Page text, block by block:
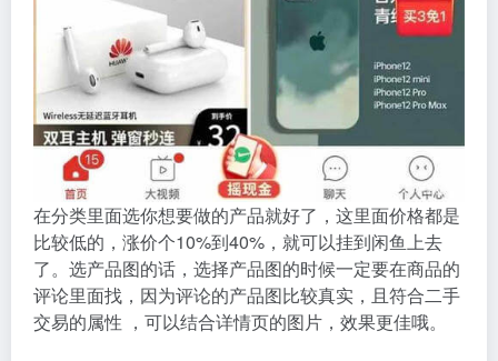
在分类里面选你想要做的产品就好了，这里面价格都是
比较低的，涨价个10%到40%，就可以挂到闲鱼上去
了。选产品图的话，选择产品图的时候一定要在商品的
评论里面找，因为评论的产品图比较真实，且符合二手
交易的属性 ，可以结合详情页的图片，效果更佳哦。